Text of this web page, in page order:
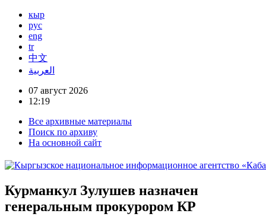
кыр
рус
eng
tr
中文
العربية
07 август 2026
12:19
Все архивные материалы
Поиск по архиву
На основной сайт
Курманкул Зулушев назначен
генеральным прокурором КР